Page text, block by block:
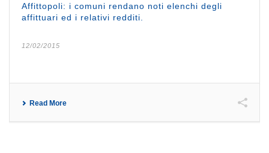
Affittopoli: i comuni rendano noti elenchi degli
affittuari ed i relativi redditi.
12/02/2015
Read More